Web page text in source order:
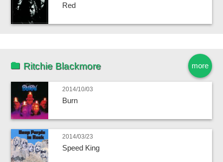
Red
more
Ritchie Blackmore
2014/10/03
Burn
2014/03/23
Speed King